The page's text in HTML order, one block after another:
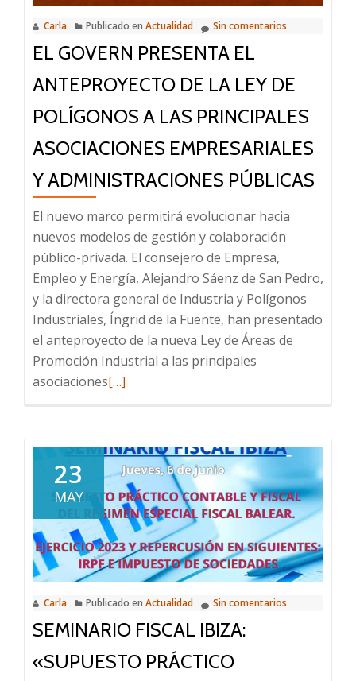
Mantenimiento
de
Embarcaciones
Carla Publicado en Actualidad Sin comentarios
EL GOVERN PRESENTA EL
ANTEPROYECTO DE LA LEY DE
POLÍGONOS A LAS PRINCIPALES
ASOCIACIONES EMPRESARIALES
Y ADMINISTRACIONES PÚBLICAS
El nuevo marco permitirá evolucionar hacia
nuevos modelos de gestión y colaboración
público-privada. El consejero de Empresa,
Empleo y Energía, Alejandro Sáenz de San Pedro,
y la directora general de Industria y Polígonos
Industriales, Íngrid de la Fuente, han presentado
el anteproyecto de la nueva Ley de Áreas de
Promoción Industrial a las principales
asociacionesLeer
Govern
presenta
el
anteproyecto
de
la
Ley
de
Polígonos
las
[…]
23
MAY
Carla Publicado en Actualidad Sin comentarios
SEMINARIO FISCAL IBIZA:
«SUPUESTO PRÁCTICO